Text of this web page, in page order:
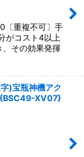
重複不可〕手
がコスト4以上
、その効果発揮
)宝瓶神機アク
{BSC49-XV07}